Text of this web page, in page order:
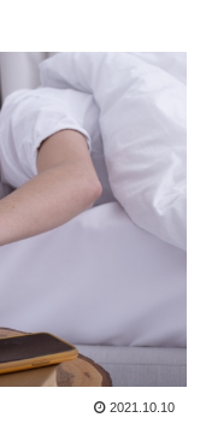
2021.10.10